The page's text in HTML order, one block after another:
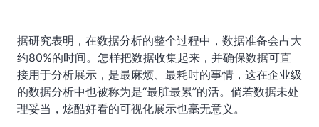
据研究表明，在数据分析的整个过程中，数据准备会占大
约80%的时间。怎样把数据收集起来，并确保数据可直
接用于分析展示，是最麻烦、最耗时的事情，这在企业级
的数据分析中也被称为是“最脏最累”的活。倘若数据未处
理妥当，炫酷好看的可视化展示也毫无意义。